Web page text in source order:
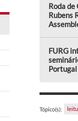
Roda de
Rubens
FURG
Portugal
Tópico(s):